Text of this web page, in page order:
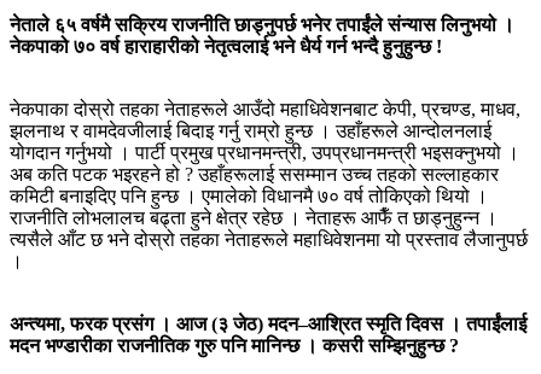
नेताले ६५ वर्षमै सक्रिय राजनीति छाड्नुपर्छ भनेर तपाईंले संन्यास लिनुभयो ।
नेकपाको ७० वर्ष हाराहारीको नेतृत्वलाई भने धैर्य गर्न भन्दै हुनुहुन्छ !
नेकपाका दोस्रो तहका नेताहरूले आउँदो महाधिवेशनबाट केपी, प्रचण्ड, माधव,
झलनाथ र वामदेवजीलाई बिदाइ गर्नु राम्रो हुन्छ । उहाँहरूले आन्दोलनलाई
योगदान गर्नुभयो । पार्टी प्रमुख प्रधानमन्त्री, उपप्रधानमन्त्री भइसक्नुभयो ।
अब कति पटक भइरहने हो ? उहाँहरूलाई ससम्मान उच्च तहको सल्लाहकार
कमिटी बनाइदिए पनि हुन्छ । एमालेको विधानमै ७० वर्ष तोकिएको थियो ।
राजनीति लोभलालच बढ्ता हुने क्षेत्र रहेछ । नेताहरू आफैँ त छाड्नुहुन्न ।
त्यसैले आँट छ भने दोस्रो तहका नेताहरूले महाधिवेशनमा यो प्रस्ताव लैजानुपर्छ
।
अन्त्यमा, फरक प्रसंग । आज (३ जेठ) मदन–आश्रित स्मृति दिवस । तपाईंलाई
मदन भण्डारीका राजनीतिक गुरु पनि मानिन्छ । कसरी सम्झिनुहुन्छ ?